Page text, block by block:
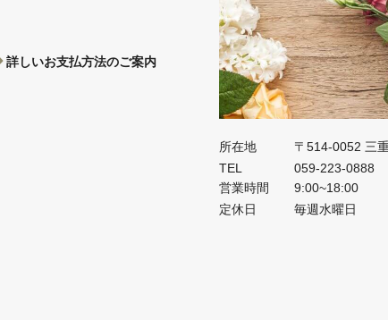
詳しいお支払方法のご案内
所在地
〒514-0052 三
TEL
059-223-0888
営業時間
9:00~18:00
定休日
毎週水曜日